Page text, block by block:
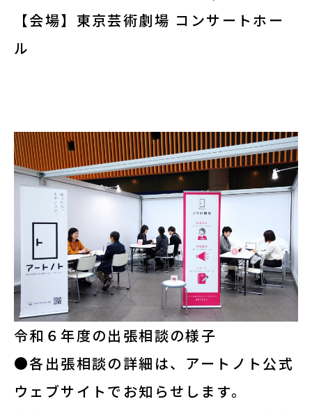
【会場】東京芸術劇場 コンサートホー
ル
令和６年度の出張相談の様子
●各出張相談の詳細は、アートノト公式
ウェブサイトでお知らせします。